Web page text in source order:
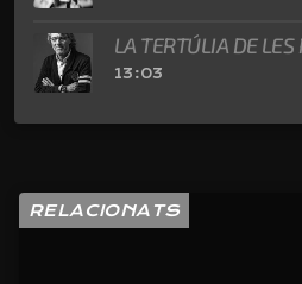
LA TERTÚLIA DE LES
13:03
RELACIONATS